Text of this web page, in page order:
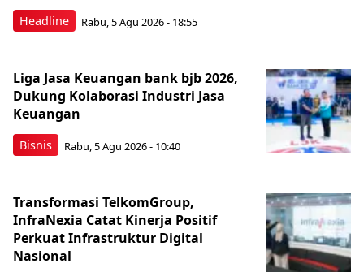
Headline Rabu, 5 Agu 2026 - 18:55
Bisnis
Liga Jasa Keuangan bank bjb 2026,
Dukung Kolaborasi Industri Jasa
Keuangan
Rabu, 5 Agu 2026 - 10:40
Transformasi TelkomGroup,
InfraNexia Catat Kinerja Positif
Perkuat Infrastruktur Digital
Nasional